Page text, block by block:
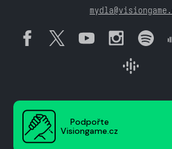
Podpořte
Visiongame.cz